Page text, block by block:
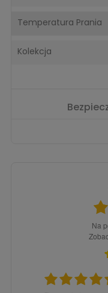
Temperatura Prania
Kolekcja
Na